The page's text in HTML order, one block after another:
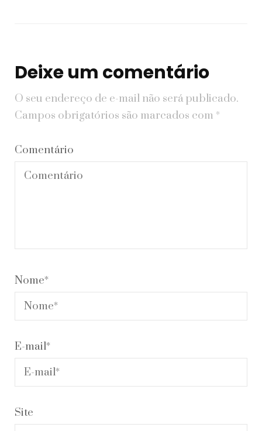
Deixe um comentário
O seu endereço de e-mail não será publicado.
Campos obrigatórios são marcados com *
Comentário
Nome*
E-mail*
Site